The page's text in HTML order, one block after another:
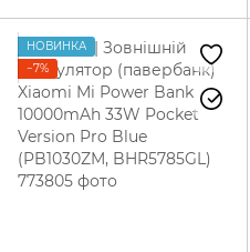
НОВИНКА
−7%